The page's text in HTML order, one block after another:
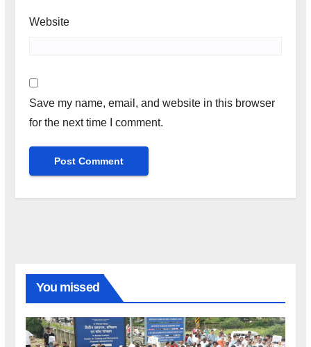
Website
Save my name, email, and website in this browser
for the next time I comment.
You missed